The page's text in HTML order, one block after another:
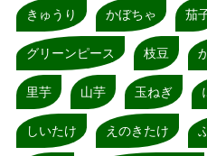
きゅうり かぼちゃ 茄
グリーンピース 枝豆
里芋 山芋 玉ねぎ
しいたけ えのきたけ